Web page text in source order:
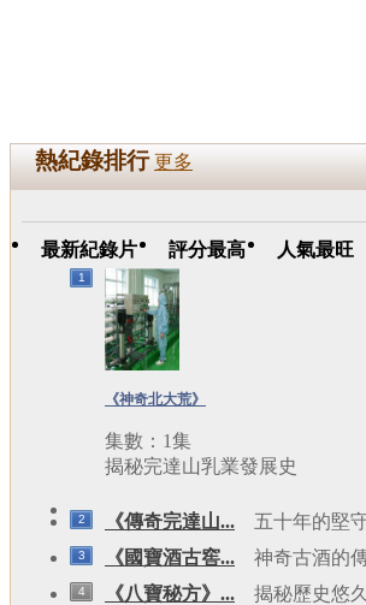
熱紀錄排行 更多
最新紀錄片 評分最高 人氣最旺
1
《神奇北大荒》
集數：1集
揭秘完達山乳業發展史
2 《傳奇完達山... 五十年的堅
3 《國寶酒古窖... 神奇古酒的
4 《八寶秘方》... 揭秘歷史悠